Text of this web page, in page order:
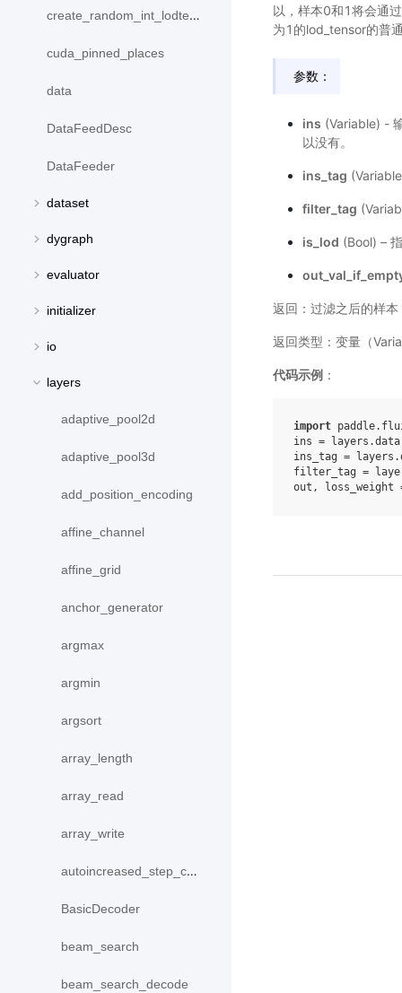
create_random_int_lodtensor
cuda_pinned_places
data
DataFeedDesc
DataFeeder
dataset
dygraph
evaluator
initializer
io
layers
adaptive_pool2d
adaptive_pool3d
add_position_encoding
affine_channel
affine_grid
anchor_generator
argmax
argmin
argsort
array_length
array_read
array_write
autoincreased_step_counter
BasicDecoder
beam_search
beam_search_decode
以，样本0和1将会通
为1的lod_tensor的普
参数：
ins (Variable) -
以没有。
ins_tag
filter_tag
is_lod (Bool) –
返回：过滤之后的样
返回类型：变量（
代码示例 ：
import
ins = layers .data
ins_tag = layers .
filter_tag =
out , loss_weight